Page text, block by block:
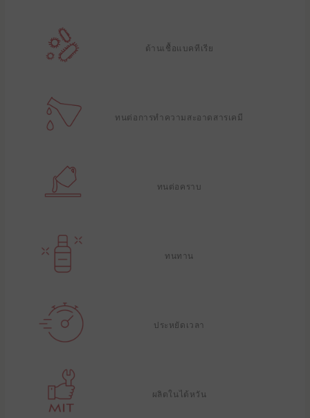
ต้านเชื้อแบคทีเรีย
ทนต่อการทําความสะอาดสารเคมี
ทนต่อคราบ
ทนทาน
ประหยัดเวลา
ผลิตในไต้หวัน